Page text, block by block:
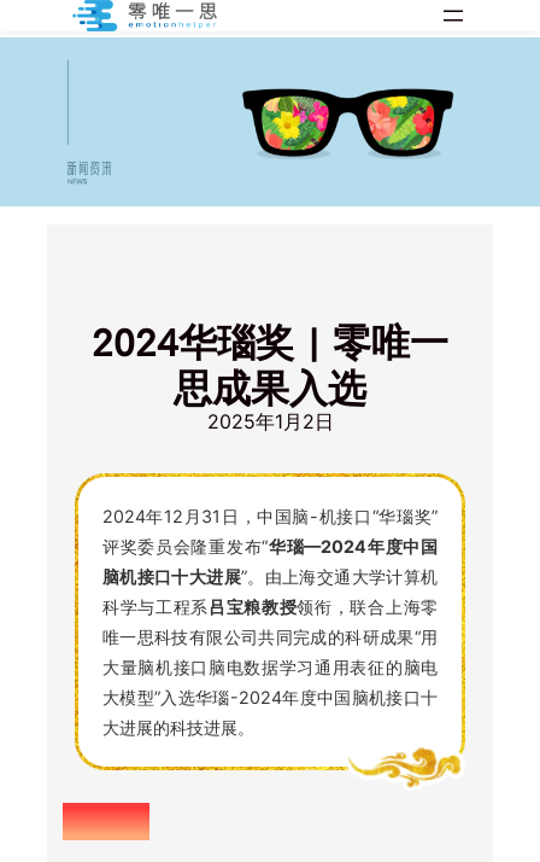
2024华瑙奖 | 零唯一
思成果入选
2025年1月2日
2024年12月31日，中国脑-机接口“华瑙奖”
评奖委员会隆重发布“华瑙—2024年度中国
脑机接口十大进展”。由上海交通大学计算机
科学与工程系 吕宝粮教授领衔，联合上海零
唯一思科技有限公司共同完成的科研成果“用
大量脑机接口脑电数据学习通用表征的脑电
大模型”入选华瑙-2024年度中国脑机接口十
大进展的科技进展。
成果简介